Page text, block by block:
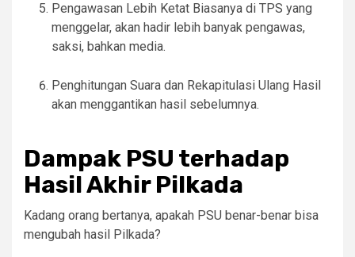
Pengawasan Lebih Ketat Biasanya di TPS yang
menggelar, akan hadir lebih banyak pengawas,
saksi, bahkan media.
Penghitungan Suara dan Rekapitulasi Ulang Hasil
akan menggantikan hasil sebelumnya.
Dampak PSU terhadap
Hasil Akhir Pilkada
Kadang orang bertanya, apakah PSU benar-benar bisa
mengubah hasil Pilkada?